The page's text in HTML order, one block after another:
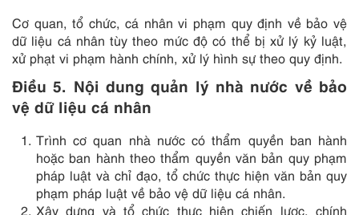
Cơ quan, tổ chức, cá nhân vi phạm quy định về bảo vệ
dữ liệu cá nhân tùy theo mức độ có thể bị xử lý kỷ luật,
xử phạt vi phạm hành chính, xử lý hình sự theo quy định.
Điều 5. Nội dung quản lý nhà nước về bảo
vệ dữ liệu cá nhân
Trình cơ quan nhà nước có thẩm quyền ban hành
hoặc ban hành theo thẩm quyền văn bản quy phạm
pháp luật và chỉ đạo, tổ chức thực hiện văn bản quy
phạm pháp luật về bảo vệ dữ liệu cá nhân.
Xây dựng và tổ chức thực hiện chiến lược, chính